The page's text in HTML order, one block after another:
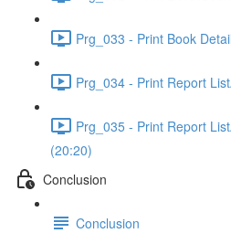
Prg_033 - Print Book
Prg_034 - Print Report
Prg_035 - Print Report
(20:20)
Conclusion
Conclusion